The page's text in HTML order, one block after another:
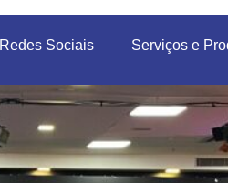
Redes Sociais Serviços e